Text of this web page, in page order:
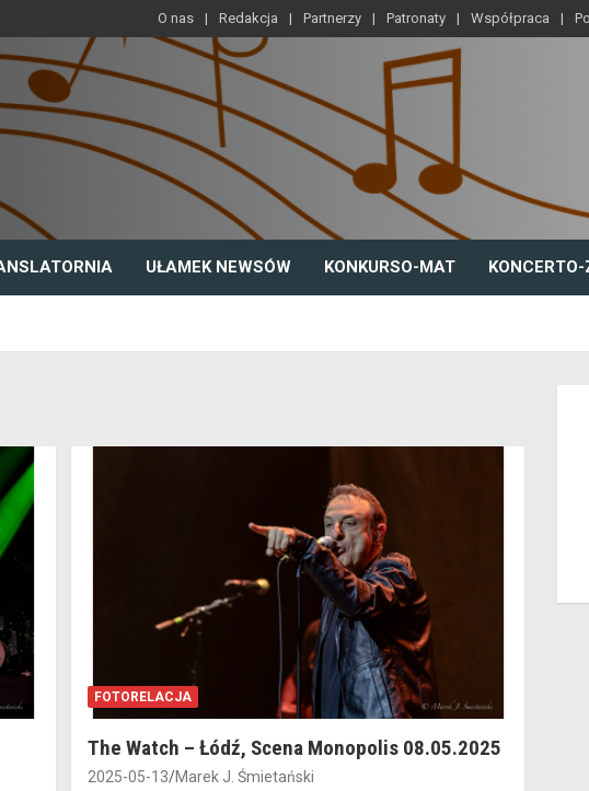
O nas Redakcja Partnerzy Patronaty Współpraca
UŁAMEK NEWSÓW KONKURSO-MAT
FOTORELACJA
The Watch – Łódź, Scena Monopolis 08.05.2025
2025-05-13 Marek J. Śmietański